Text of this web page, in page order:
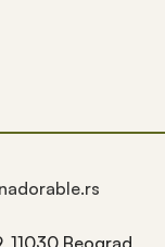
11030 Beograd